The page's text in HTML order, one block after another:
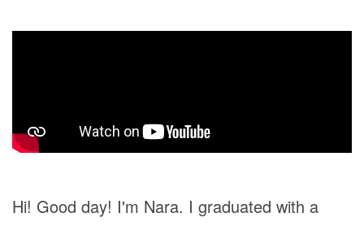
Hi! Good day! I'm Nara. I graduated with a